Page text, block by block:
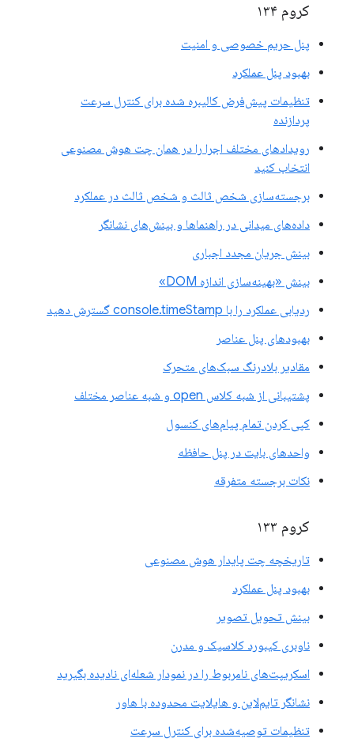
کروم ۱۳۴
پنل حریم خصوصی و امنیت
بهبود پنل عملکرد
تنظیمات پیش‌فرض کالیبره شده برای کنترل سرعت
پردازنده
رویدادهای مختلف اجرا را در همان چت هوش مصنوعی
انتخاب کنید
برجسته‌سازی شخص ثالث و شخص ثالث در عملکرد
داده‌های میدانی در راهنماها و بینش‌های نشانگر
بینش جریان مجدد اجباری
بینش «بهینه‌سازی اندازه DOM»
ردیابی عملکرد را با console.timeStamp گسترش دهید
بهبودهای پنل عناصر
مقادیر بلادرنگ سبک‌های متحرک
پشتیبانی از شبه کلاس open و شبه عناصر مختلف
کپی کردن تمام پیام‌های کنسول
واحدهای بایت در پنل حافظه
نکات برجسته متفرقه
کروم ۱۳۳
تاریخچه چت پایدار هوش مصنوعی
بهبود پنل عملکرد
بینش تحویل تصویر
ناوبری کیبورد کلاسیک و مدرن
اسکریپت‌های نامربوط را در نمودار شعله‌ای نادیده بگیرید
نشانگر تایم‌لاین و هایلایت محدوده با هاور
تنظیمات توصیه‌شده برای کنترل سرعت